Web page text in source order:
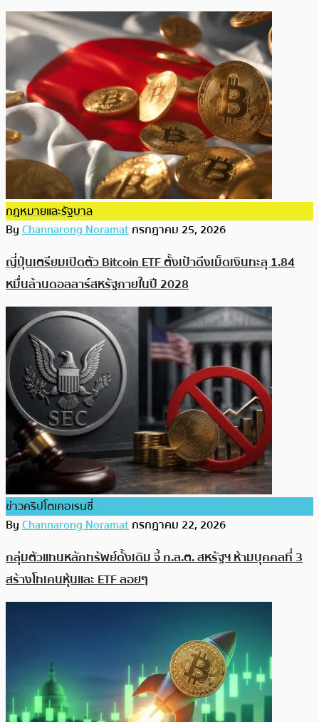
กฎหมายและรัฐบาล
ByChannarong Noramatกรกฎาคม 25, 2026
ญี่ปุ่นเตรียมเปิดตัว Bitcoin ETF ตั้งเป้าดึงเม็ดเงินทะลุ 1.84
หมื่นล้านดอลลาร์สหรัฐภายในปี 2028
ข่าวคริปโตเคอเรนซี่
ByChannarong Noramatกรกฎาคม 22, 2026
กลุ่มตัวแทนหลักทรัพย์ดั้งเดิม จี้ ก.ล.ต. สหรัฐฯ ห้ามบุคคลที่ 3
สร้างโทเคนหุ้นและ ETF ลอยๆ